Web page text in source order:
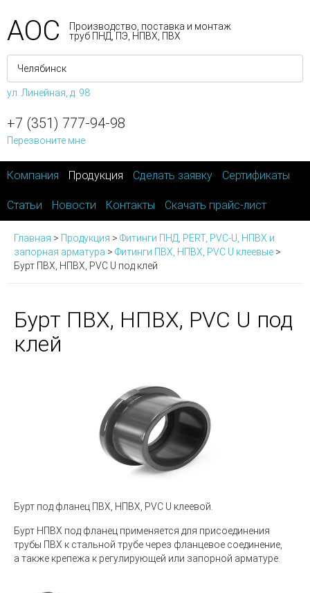
АОС
Производство, поставка и монтаж
труб ПНД, ПЭ, НПВХ, ПВХ
ул. Линейная, д. 98
+7 (351) 777-94-98
Перезвоните мне
Компания Продукция Сделать заявку Сертификаты
Статьи Новости Контакты Скачать прайс-лист
Главная > Продукция > Фитинги ПНД, PERT, PVC-U, НПВХ и
запорная арматура > Фитинги ПВХ, НПВХ, PVC U клеевые >
Бурт ПВХ, НПВХ, PVC U под клей
Бурт ПВХ, НПВХ, PVC U под
клей
Бурт под фланец ПВХ, НПВХ, PVC U клеевой.
Бурт НПВХ под фланец применяется для присоединения
трубы ПВХ к стальной трубе через фланцевое соединение,
а также крепежа к регулирующей или запорной арматуре.